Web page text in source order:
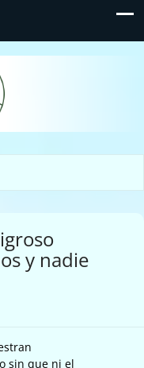
y nadie
sin que ni el